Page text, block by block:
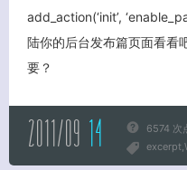
add_action(‘init’,
陆你的后台发布篇页面看看
要？
2011/09 14 6574 次
excerpt